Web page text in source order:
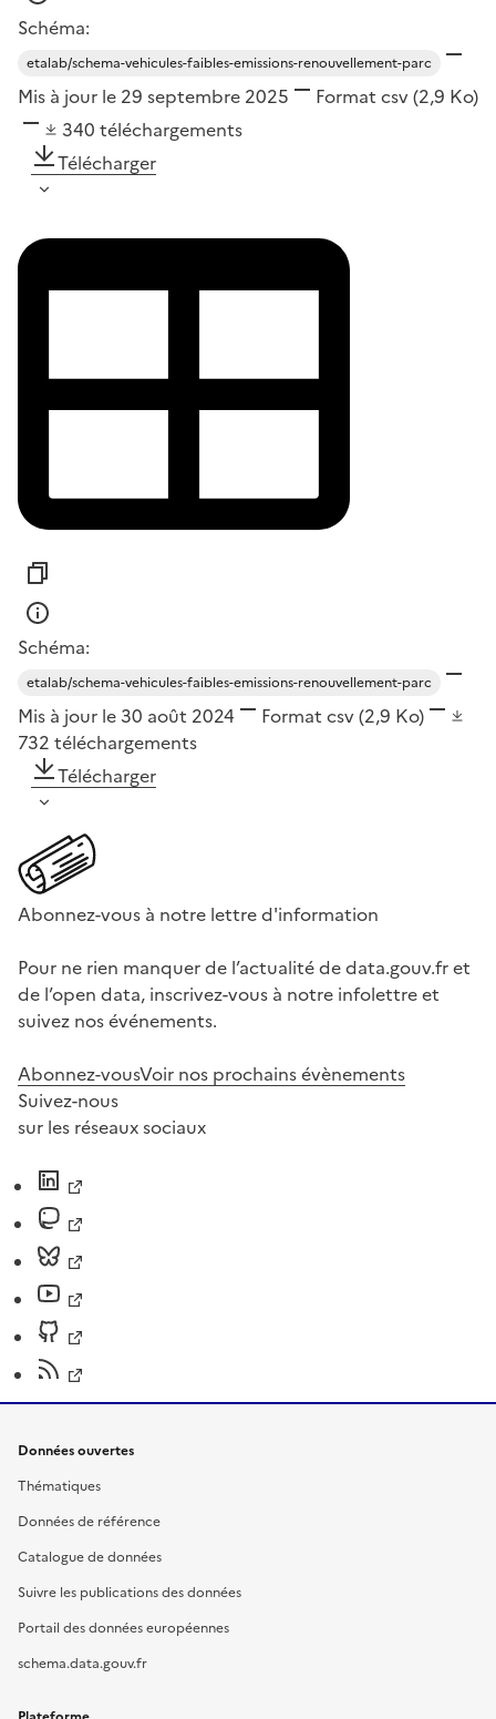
Schéma:
etalab/schema-vehicules-faibles-emissions-renouvellement-parc
Mis à jour le 29 septembre 2025 Format csv(2,9 Ko)
340 téléchargements
Télécharger
Schéma:
etalab/schema-vehicules-faibles-emissions-renouvellement-parc
Mis à jour le 30 août 2024 Format csv(2,9 Ko)
732 téléchargements
Télécharger
Abonnez-vous à notre lettre d'information
Pour ne rien manquer de l’actualité de data.gouv.fr et
de l’open data, inscrivez-vous à notre infolettre et
suivez nos événements.
Abonnez-vousVoir nos prochains évènements
Suivez-nous
sur les réseaux sociaux
Données ouvertes
Thématiques
Données de référence
Catalogue de données
Suivre les publications des données
Portail des données européennes
schema.data.gouv.fr